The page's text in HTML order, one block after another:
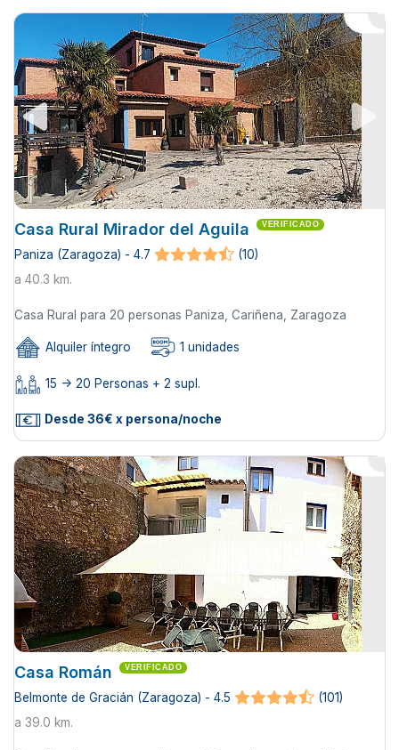
Casa Rural Mirador del Aguila VERIFICADO
Paniza (Zaragoza) - 4.7
(10)
a 40.3 km.
Casa Rural para 20 personas Paniza, Cariñena, Zaragoza
Alquiler íntegro 1 unidades
15 -> 20 Personas + 2 supl.
Desde 36€ x persona/noche
Casa Román VERIFICADO
Belmonte de Gracián (Zaragoza) - 4.5
(101)
a 39.0 km.